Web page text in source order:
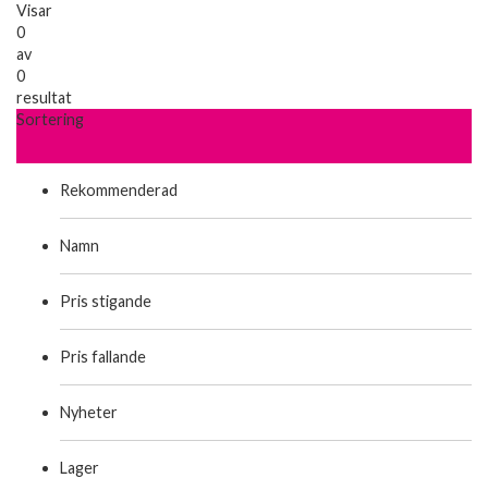
Visar
0
av
0
resultat
Sortering
Rekommenderad
Namn
Pris stigande
Pris fallande
Nyheter
Lager